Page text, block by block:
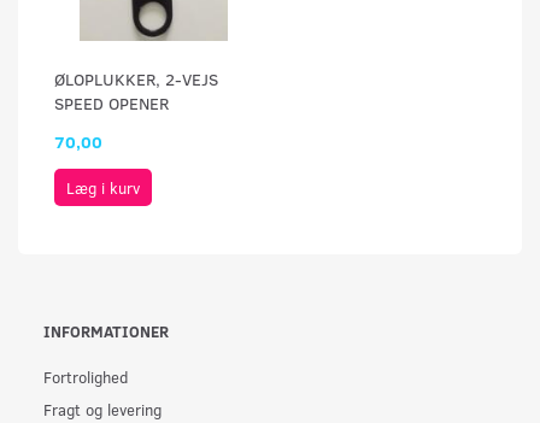
ØLOPLUKKER, 2-VEJS
SPEED OPENER
70,00
Læg i kurv
INFORMATIONER
Fortrolighed
Fragt og levering